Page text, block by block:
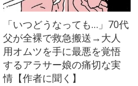
「いつどうなっても…」70代
父が全裸で救急搬送→大人
用オムツを手に最悪を覚悟
するアラサー娘の痛切な実
情【作者に聞く】